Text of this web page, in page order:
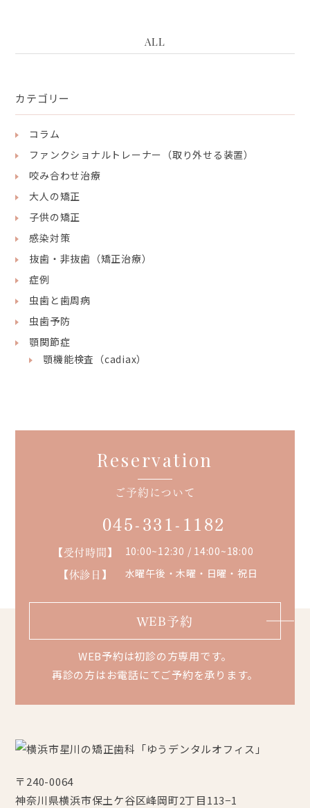
カテゴリー
コラム
ファンクショナルトレーナー（取り外せる装置）
咬み合わせ治療
大人の矯正
子供の矯正
感染対策
抜歯・非抜歯（矯正治療）
症例
虫歯と歯周病
虫歯予防
顎関節症
顎機能検査（cadiax）
ALL
Reservation
ご予約について
045-331-1182
【受付時間】 10:00~12:30 / 14:00~18:00
【休診日】 水曜午後・木曜・日曜・祝日
WEB予約
WEB予約は初診の方専用です。
再診の方はお電話にてご予約を承ります。
〒240-0064
神奈川県横浜市保土ケ谷区峰岡町2丁目113−1